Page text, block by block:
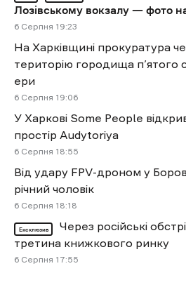
Лозівському вокзалу — фото
6 Cерпня 19:23
На Харківщині прокуратура
територію городища п’ятого
ери
6 Cерпня 19:06
У Харкові Some People
простір Audytoriya
6 Cерпня 18:55
Від удару FPV-дроном у
річний чоловік
6 Cерпня 18:18
Ексклюзив
Через російські
третина книжкового ринку
6 Cерпня 17:55